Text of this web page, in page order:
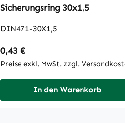
Sicherungsring 30x1,5
DIN471-30X1,5
Regulärer Preis:
0,43 €
Preise exkl. MwSt. zzgl.
In den Warenkorb